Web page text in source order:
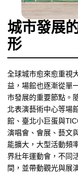
城市發展
形
全球城市愈來愈重視
益，場館也逐漸從單
市發展的重要節點。
北表演藝術中心等場
館、臺北小巨蛋與
演唱會、會展、藝文
能擴大，大型活動頻
界壯年運動會，不同
間，並帶動觀光與展